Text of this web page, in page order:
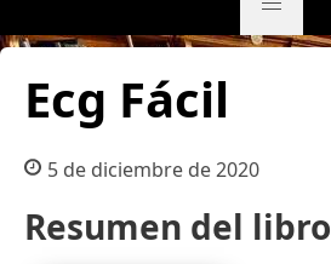
Ecg Fácil
5 de diciembre de 2020
Resumen del libro